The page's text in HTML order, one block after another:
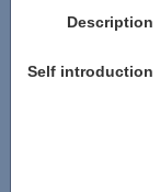
Description
Self introduction